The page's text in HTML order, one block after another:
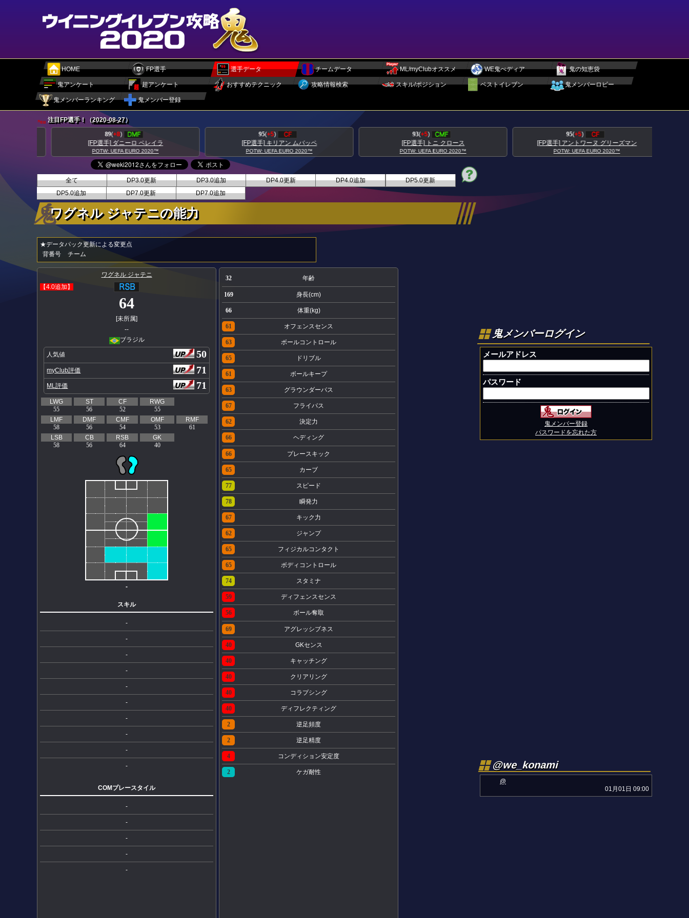
HOME FP選手 選手データ チームデータ ML/myClubオススメ WE鬼ぺディア 鬼の知恵袋
鬼アンケート 超アンケート おすすめテクニック 攻略情報検索 スキル/ポジション ベストイレブン 鬼メンバーロビー
鬼メンバーランキング 鬼メンバー登録
注目FP選手！（2020-08-27）
+8)
[FP選手] ダニーロ ペレイラ
POTW: UEFA EURO 2020™
+5)
[FP選手] キリアン ムバッペ
POTW: UEFA EURO 2020™
+5)
[FP選手] トニ クロース
POTW: UEFA EURO 2020™
+5)
[FP選手] アントワーヌ グリーズマン
POTW: UEFA EURO 2020™
全て DP3.0更新 DP3.0追加 DP4.0更新 DP4.0追加
DP5.0更新
DP5.0追加
DP7.0更新 DP7.0追加
ワグネル ジャテニの能力
★データパック更新による変更点
背番号
チーム
ワグネル ジャテニ
【4.0追加】
64
[未所属]
--
ブラジル
人気値 50
myClub評価 71
ML評価 71
LWG
55
ST
56
CF
52
RWG
55
LMF
58
DMF
56
CMF
54
OMF
53
RMF
61
LSB
58
CB
56
RSB
64
GK
40
-
スキル
-
-
-
-
-
-
-
-
-
-
COMプレースタイル
-
-
-
-
-
32 年齢
169 身長(cm)
66 体重(kg)
61 オフェンスセンス
63 ボールコントロール
65 ドリブル
61 ボールキープ
63 グラウンダーパス
67 フライパス
62 決定力
66 ヘディング
66 プレースキック
65 カーブ
77 スピード
78 瞬発力
67 キック力
62 ジャンプ
65 フィジカルコンタクト
65 ボディコントロール
74 スタミナ
59 ディフェンスセンス
56 ボール奪取
69 アグレッシブネス
40 GKセンス
40 キャッチング
40 クリアリング
40 コラプシング
40 ディフレクティング
2 逆足頻度
2 逆足精度
4 コンディション安定度
2 ケガ耐性
鬼メンバーログイン
メールアドレス
パスワード
鬼メンバー登録
パスワードを忘れた方
@we_konami
@
01月01日 09:00